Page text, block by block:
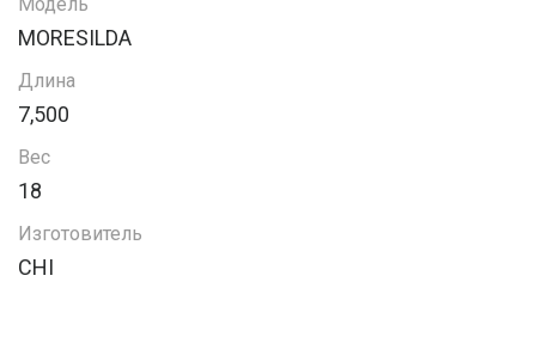
Модель
MORESILDA
Длина
7,500
Вес
18
Изготовитель
CHI